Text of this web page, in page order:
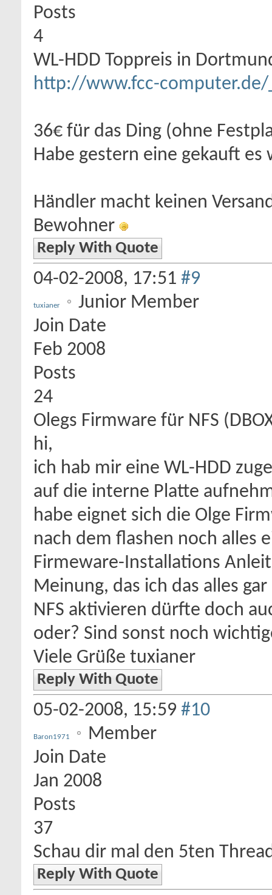
Posts
4
WL-HDD Toppreis in
http://www.fcc-computer.de/
36€ für das Ding (ohne
Habe gestern eine gekauft es
Händler macht keinen
Bewohner
Reply With Quote
04-02-2008, 17:51 #9
tuxianer
Junior Member
Join Date
Feb 2008
Posts
24
Olegs Firmware für NFS
hi,
ich hab mir eine WL-HDD
auf die interne Platte
habe eignet sich die Olge
nach dem flashen noch alles
Firmeware-Installations
Meinung, das ich das alles
NFS aktivieren dürfte doch
oder? Sind sonst noch
Viele Grüße tuxianer
Reply With Quote
05-02-2008, 15:59 #10
Baron1971
Member
Join Date
Jan 2008
Posts
37
Schau dir mal den 5ten
Reply With Quote